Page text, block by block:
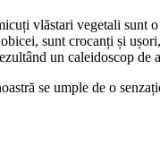
vlăstari vegetali sunt
sunt crocanți și
un caleidoscop de
se umple de o